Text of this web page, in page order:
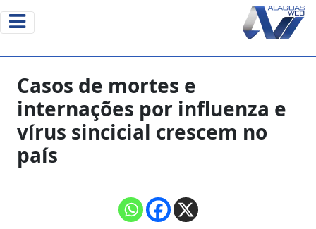
Casos de mortes e
internações por influenza e
vírus sincicial crescem no
país